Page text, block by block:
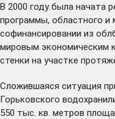
В 2000 году была начата
программы, областного и
софинансировании из
мировым экономическим
стенки на участке
Сложившаяся ситуация
Горьковского
550 тыс. кв. метров